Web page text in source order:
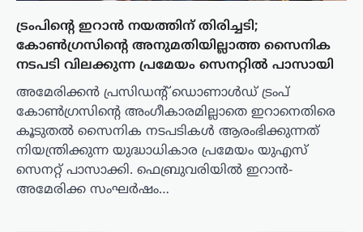
ട്രംപിന്റെ ഇറാൻ നയത്തിന് തിരിച്ചടി;
കോൺഗ്രസിന്റെ അനുമതിയില്ലാത്ത സൈനിക
നടപടി വിലക്കുന്ന പ്രമേയം സെനറ്റിൽ പാസായി
അമേരിക്കൻ പ്രസിഡന്റ് ഡൊണാൾഡ് ട്രംപ്
കോൺഗ്രസിന്റെ അംഗീകാരമില്ലാതെ ഇറാനെതിരെ
കൂടുതൽ സൈനിക നടപടികൾ ആരംഭിക്കുന്നത്
നിയന്ത്രിക്കുന്ന യുദ്ധാധികാര പ്രമേയം യുഎസ്
സെനറ്റ് പാസാക്കി. ഫെബ്രുവരിയിൽ ഇറാൻ-
അമേരിക്ക സംഘർഷം…